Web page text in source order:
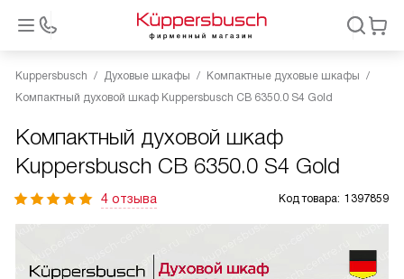
Kuppersbusch Духовые шкафы
Компактные духовые шкафы
Компактный духовой шкаф Kuppersbusch CB 6350.0 S4 Gold
Компактный духовой шкаф
Kuppersbusch CB 6350.0 S4 Gold
4 отзыва Код товара: 1397859